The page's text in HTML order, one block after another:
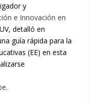
y
e Innovación en
detalló en
guía rápida para la
(EE)enesta
.